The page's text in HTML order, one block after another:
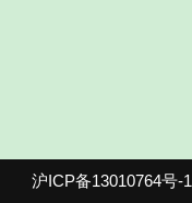
沪ICP备13010764号-1